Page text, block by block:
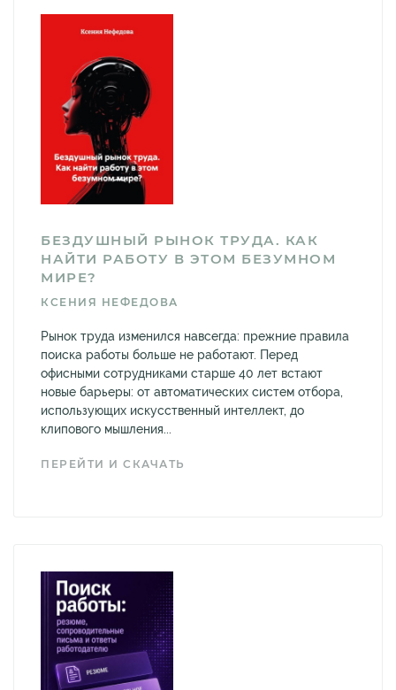
БЕЗДУШНЫЙ РЫНОК ТРУДА. КАК
НАЙТИ РАБОТУ В ЭТОМ БЕЗУМНОМ
МИРЕ?
КСЕНИЯ НЕФЕДОВА
Рынок труда изменился навсегда: прежние правила
поиска работы больше не работают. Перед
офисными сотрудниками старше 40 лет встают
новые барьеры: от автоматических систем отбора,
использующих искусственный интеллект, до
клипового мышления...
ПЕРЕЙТИ И СКАЧАТЬ